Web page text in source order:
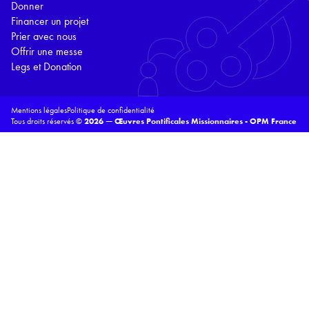
Donner
Financer un projet
Prier avec nous
Offrir une messe
Legs et Donation
Mentions légalesPolitique de confidentialité
Tous droits réservés ©2026 — Œuvres Pontificales Missionnaires - OPM France